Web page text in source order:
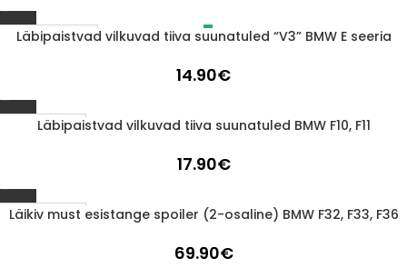
LÄBIMÜÜDUD
Läbipaistvad vilkuvad tiiva suunatuled “V3” BMW E seeria
14.90€
1-3 D.D.
Läbipaistvad vilkuvad tiiva suunatuled BMW F10, F11
17.90€
1-3 D.D.
Läikiv must esistange spoiler (2-osaline) BMW F32, F33, F36
69.90€